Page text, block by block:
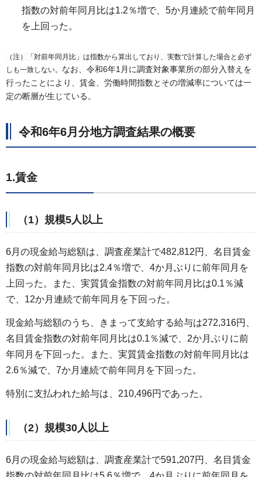
指数の対前年同月比は1.2％増で、5か月連続で前年同月
を上回った。
（注）「対前年同月比」は指数から算出しており、実数で計算した場合と必ず
しも一致しない。 なお、令和6年1月に調査対象事業所の部分入替えを
行ったことにより、賃金、労働時間指数とその増減率については一
定の断層が生じている。
令和6年6月分地方調査結果の概要
1.賃金
（1）規模5人以上
6月の現金給与総額は、調査産業計で482,812円、名目賃金
指数の対前年同月比は2.4％増で、4か月ぶりに前年同月を
上回った。また、実質賃金指数の対前年同月比は0.1％減
で、12か月連続で前年同月を下回った。
現金給与総額のうち、きまって支給する給与は272,316円、
名目賃金指数の対前年同月比は0.1％減で、2か月ぶりに前
年同月を下回った。また、実質賃金指数の対前年同月比は
2.6％減で、7か月連続で前年同月を下回った。
特別に支払われた給与は、210,496円であった。
（2）規模30人以上
6月の現金給与総額は、調査産業計で591,207円、名目賃金